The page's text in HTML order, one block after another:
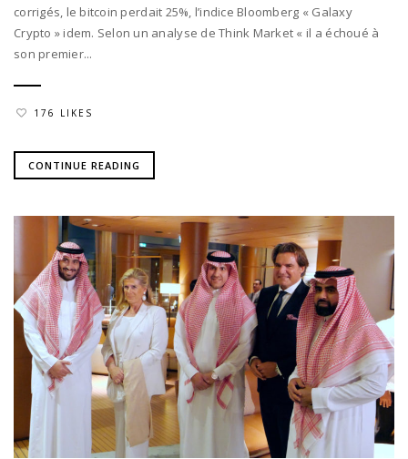
corrigés, le bitcoin perdait 25%, l’indice Bloomberg « Galaxy
Crypto » idem. Selon un analyse de Think Market « il a échoué à
son premier...
176 LIKES
CONTINUE READING